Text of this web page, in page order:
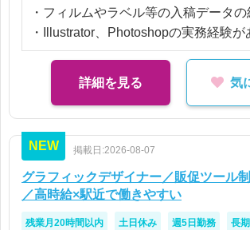
・フィルムやラベル等の入稿データ
・Illustrator、Photoshopの実務経験が
・マルチタスクでスピード感をもっ
詳細を見る 気
NEW 掲載日:2026-08-07
グラフィックデザイナー／販促ツール
／高時給×駅近で働きやすい
残業月20時間以内 土日休み 週5日勤務 長期